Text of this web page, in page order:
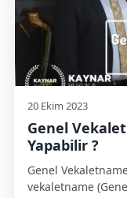
20 Ekim 2023
Genel
Yapabilir ?
Genel
vekaletname